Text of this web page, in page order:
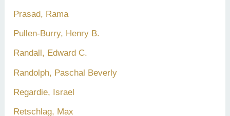
Prasad, Rama
Pullen-Burry, Henry B.
Randall, Edward C.
Randolph, Paschal Beverly
Regardie, Israel
Retschlag, Max